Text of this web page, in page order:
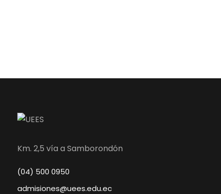
Km. 2,5 vía a Samborondón
(04) 500 0950
admisiones@uees.edu.ec